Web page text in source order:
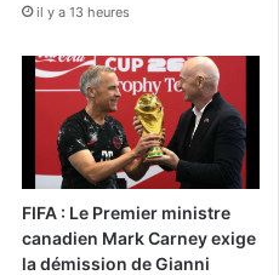
il y a 13 heures
FIFA : Le Premier ministre
canadien Mark Carney exige
la démission de Gianni